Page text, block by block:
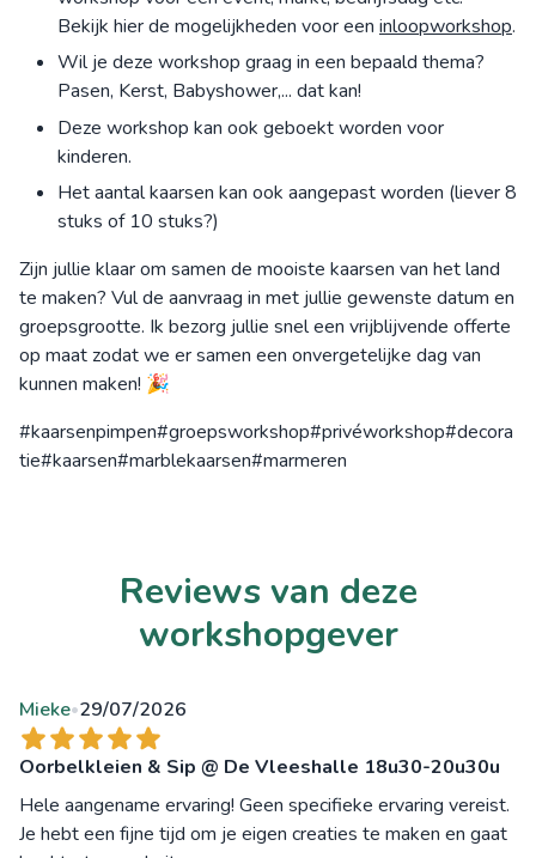
Bekijk hier de mogelijkheden voor een inloopworkshop.
Wil je deze workshop graag in een bepaald thema?
Pasen, Kerst, Babyshower,... dat kan!
Deze workshop kan ook geboekt worden voor
kinderen.
Het aantal kaarsen kan ook aangepast worden (liever 8
stuks of 10 stuks?)
Zijn jullie klaar om samen de mooiste kaarsen van het land
te maken? Vul de aanvraag in met jullie gewenste datum en
groepsgrootte. Ik bezorg jullie snel een vrijblijvende offerte
op maat zodat we er samen een onvergetelijke dag van
kunnen maken! 🎉
#kaarsenpimpen#groepsworkshop#privéworkshop#decora
tie#kaarsen#marblekaarsen#marmeren
Reviews van deze
workshopgever
Mieke•29/07/2026
Oorbelkleien & Sip @ De Vleeshalle 18u30-20u30u
Hele aangename ervaring! Geen specifieke ervaring vereist.
Je hebt een fijne tijd om je eigen creaties te maken en gaat